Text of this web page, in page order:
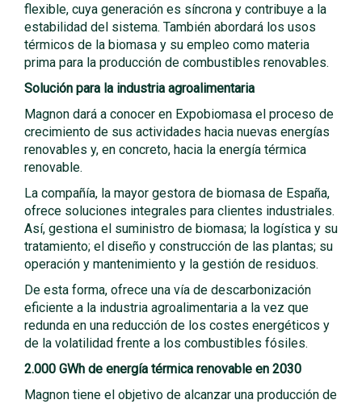
flexible, cuya generación es síncrona y contribuye a la
estabilidad del sistema. También abordará los usos
térmicos de la biomasa y su empleo como materia
prima para la producción de combustibles renovables.
Solución para la industria agroalimentaria
Magnon dará a conocer en Expobiomasa el proceso de
crecimiento de sus actividades hacia nuevas energías
renovables y, en concreto, hacia la energía térmica
renovable.
La compañía, la mayor gestora de biomasa de España,
ofrece soluciones integrales para clientes industriales.
Así, gestiona el suministro de biomasa; la logística y su
tratamiento; el diseño y construcción de las plantas; su
operación y mantenimiento y la gestión de residuos.
De esta forma, ofrece una vía de descarbonización
eficiente a la industria agroalimentaria a la vez que
redunda en una reducción de los costes energéticos y
de la volatilidad frente a los combustibles fósiles.
2.000 GWh de energía térmica renovable en 2030
Magnon tiene el objetivo de alcanzar una producción de